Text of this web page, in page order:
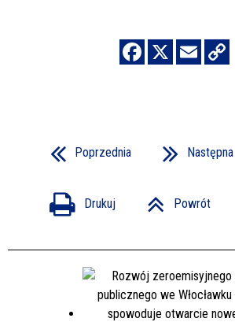
Poprzednia Następna
Drukuj Powrót